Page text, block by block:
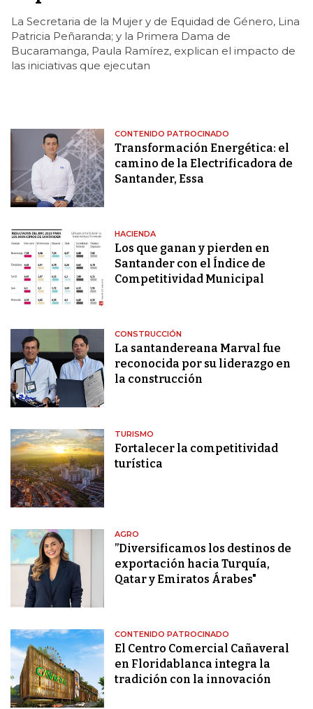
La Secretaria de la Mujer y de Equidad de Género, Lina
Patricia Peñaranda; y la Primera Dama de
Bucaramanga, Paula Ramírez, explican el impacto de
las iniciativas que ejecutan
CONTENIDO PATROCINADO
Transformación Energética: el
camino de la Electrificadora de
Santander, Essa
HACIENDA
Los que ganan y pierden en
Santander con el Índice de
Competitividad Municipal
CONSTRUCCIÓN
La santandereana Marval fue
reconocida por su liderazgo en
la construcción
TURISMO
Fortalecer la competitividad
turística
AGRO
”Diversificamos los destinos de
exportación hacia Turquía,
Qatar y Emiratos Árabes"
CONTENIDO PATROCINADO
El Centro Comercial Cañaveral
en Floridablanca integra la
tradición con la innovación